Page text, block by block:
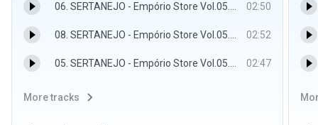
06. SERTANEJO - Empório Store Vol.05.mp3 02:50
08. SERTANEJO - Empório Store Vol.05.mp3 02:52
05. SERTANEJO - Empório Store Vol.05.mp3 02:47
More tracks